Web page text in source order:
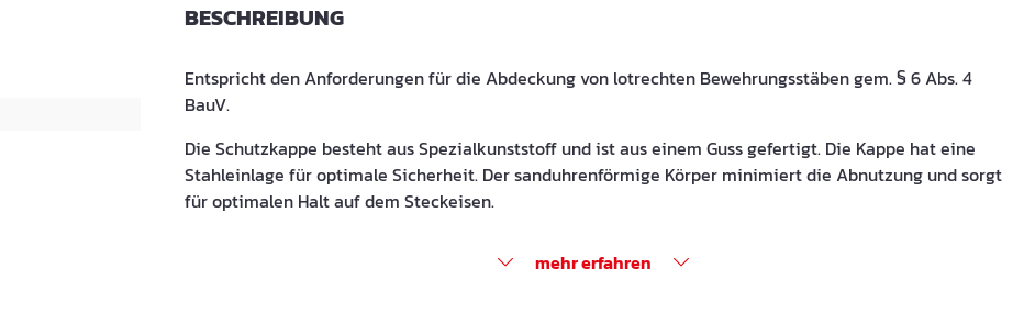
BESCHREIBUNG
Entspricht den Anforderungen für die Abdeckung von lotrechten Bewehrungsstäben gem. § 6 Abs. 4
BauV.
Die Schutzkappe besteht aus Spezialkunststoff und ist aus einem Guss gefertigt. Die Kappe hat eine
Stahleinlage für optimale Sicherheit. Der sanduhrenförmige Körper minimiert die Abnutzung und sorgt
für optimalen Halt auf dem Steckeisen.
mehr erfahren